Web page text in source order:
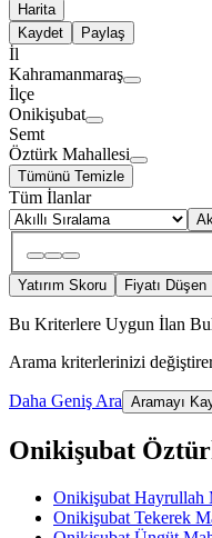
Harita
Kaydet
Paylaş
İl
Kahramanmaraş
İlçe
Onikişubat
Semt
Öztürk Mahallesi
Tümünü Temizle
Tüm İlanlar
Yatırım Skoru Fiyatı Düşen
Bu Kriterlere Uygun İlan
Arama kriterlerinizi
Daha Geniş Ara Aramayı
Onikişubat
Onikişubat Hayrullah
Onikişubat Tekerek